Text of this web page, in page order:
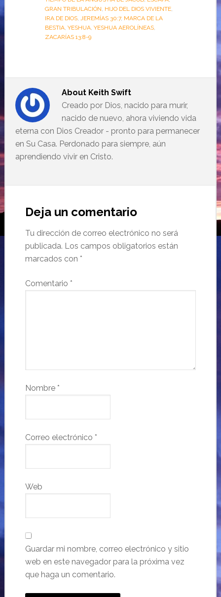
GRAN TRIBULACIÓN, HIJO DEL DIOS VIVIENTE,
IRA DE DIOS, JEREMÍAS 30:7, MARCA DE LA
BESTIA, YESHUA, YESHUA AEROLÍNEAS,
ZACARÍAS 13:8-9
About Keith Swift
Creado por Dios, nacido para murir,
nacido de nuevo, ahora viviendo vida
eterna con Dios Creador - pronto para permanecer
en Su Casa. Perdonado para siempre, aún
aprendiendo vivir en Cristo.
Deja un comentario
Tu dirección de correo electrónico no será
publicada. Los campos obligatorios están
marcados con *
Comentario *
Nombre *
Correo electrónico *
Web
Guardar mi nombre, correo electrónico y sitio
web en este navegador para la próxima vez
que haga un comentario.